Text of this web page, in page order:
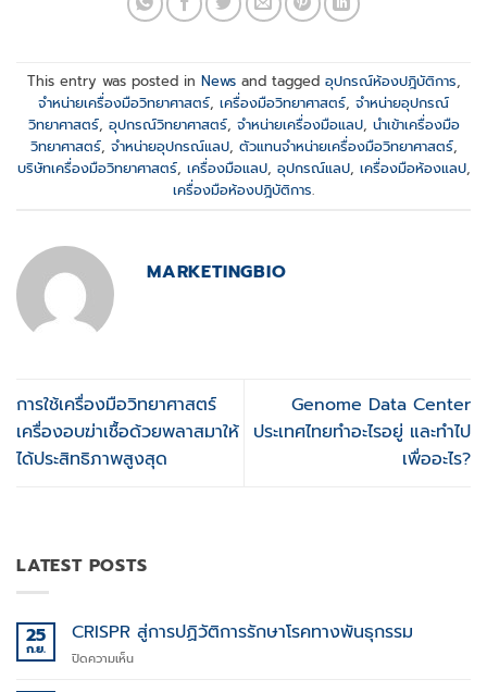
This entry was posted in Newsand tagged อุปกรณ์ห้องปฎิบัติการ,
จำหน่ายเครื่องมือวิทยาศาสตร์, เครื่องมือวิทยาศาสตร์, จำหน่ายอุปกรณ์
วิทยาศาสตร์, อุปกรณ์วิทยาศาสตร์, จำหน่ายเครื่องมือแลป, นำเข้าเครื่องมือ
วิทยาศาสตร์, จำหน่ายอุปกรณ์แลป, ตัวแทนจำหน่ายเครื่องมือวิทยาศาสตร์,
บริษัทเครื่องมือวิทยาศาสตร์, เครื่องมือแลป, อุปกรณ์แลป, เครื่องมือห้องแลป,
เครื่องมือห้องปฎิบัติการ.
MARKETINGBIO
การใช้เครื่องมือวิทยาศาสตร์
เครื่องอบฆ่าเชื้อด้วยพลาสมาให้
ได้ประสิทธิภาพสูงสุด
Genome Data Center
ประเทศไทยทำอะไรอยู่ และทำไป
เพื่ออะไร?
LATEST POSTS
25
ก.ย.
CRISPR สู่การปฏิวัติการรักษาโรคทางพันธุกรรม
ปิดความเห็นบน